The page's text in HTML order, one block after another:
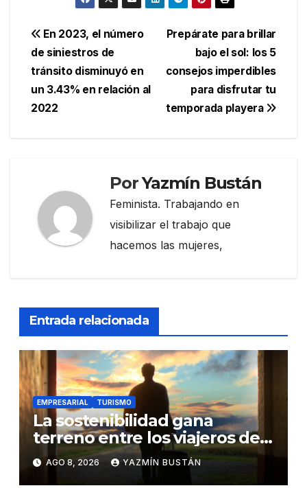
Navegación
de
entradas
Prepárate para brillar
bajo el sol: los 5
consejos imperdibles
para disfrutar tu
temporada playera
En 2023, el número
de siniestros de
tránsito disminuyó en
un 3.43% en relación al
2022
PorYazmín Bustán
Feminista. Trabajando en
visibilizar el trabajo que
hacemos las mujeres,
Entrada relacionada
EMPRESARIAL TURISMO
La sostenibilidad gana
terreno entre los viajeros de
negocios
AGO 8, 2026 YAZMÍN BUSTÁN